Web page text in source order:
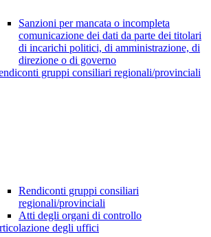
Sanzioni per mancata o incompleta
comunicazione dei dati da parte dei titolari
di incarichi politici, di amministrazione, di
direzione o di governo
gruppi consiliari regionali/provinciali
Rendiconti gruppi consiliari
regionali/provinciali
Atti degli organi di controllo
degli uffici